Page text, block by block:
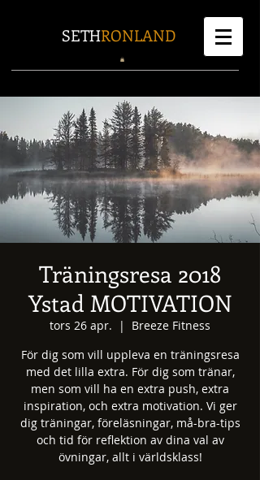
SETHRONLAND
Träningsresa 2018
Ystad MOTIVATION
tors 26 apr.
  |
Breeze Fitness
För dig som vill uppleva en träningsresa
med det lilla extra. För dig som tränar,
men som vill ha en extra push, extra
inspiration, och extra motivation. Vi ger
dig träningar, föreläsningar, må-bra-tips
och tid för reflektion av dina val av
övningar, allt i världsklass!